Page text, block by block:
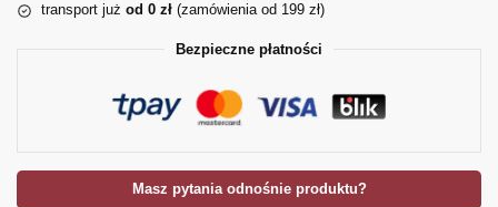
transport już od 0 zł (zamówienia od 199 zł)
Bezpieczne płatności
Masz pytania odnośnie produktu?